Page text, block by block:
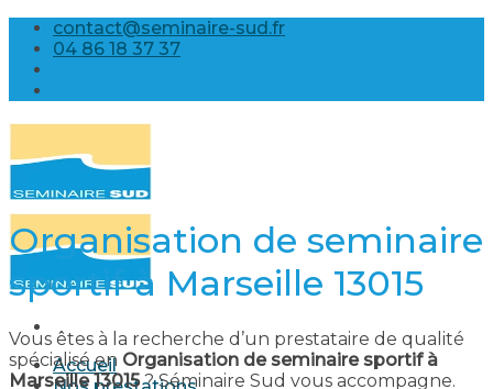
Skip
content
contact@seminaire-sud.fr
04 86 18 37 37
Accueil
Organisation de seminaire
sportif à Marseille 13015
Vous êtes à la recherche d’un prestataire de qualité
spécialisé en Organisation de seminaire sportif à
Marseille 13015? Séminaire Sud vous accompagne.